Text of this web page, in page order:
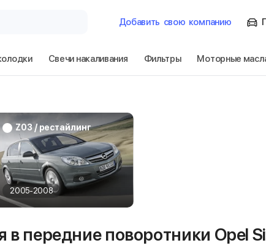
Добавить свою компанию
Гараж
Сбросить
Свечи накаливания Фильтры Моторные
Z03 / рестайлинг
2005-2008
передние поворотники Opel